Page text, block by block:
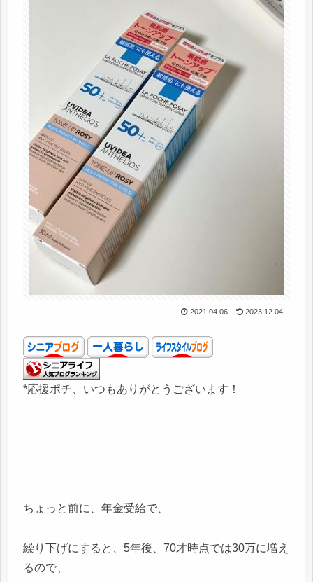
2021.04.06 2023.12.04
*応援ポチ、いつもありがとうございます！
ちょっと前に、年金受給で、
繰り下げにすると、5年後、70才時点では30万に増え
るので、